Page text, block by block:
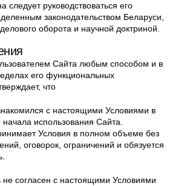
следует руководствоваться его
законодательством Беларуси,
оборота и научной доктриной.
Сайта любым способом и в
его функциональных
что
с настоящими Условиями в
использования Сайта.
Условия в полном объеме без
оговорок, ограничений и обязуется
не согласен с настоящими Условиями